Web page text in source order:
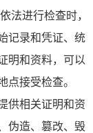
法进行检查时，
记录和凭证、统
明和资料，可以
点接受检查。
供相关证明和资
伪造、篡改、毁